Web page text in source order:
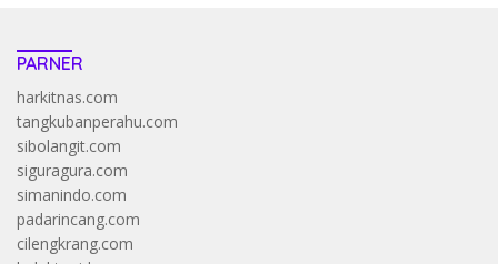
PARNER
harkitnas.com
tangkubanperahu.com
sibolangit.com
siguragura.com
simanindo.com
padarincang.com
cilengkrang.com